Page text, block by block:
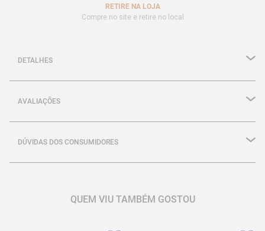
RETIRE NA LOJA
Compre no site e retire no local
DETALHES
AVALIAÇÕES
DÚVIDAS DOS CONSUMIDORES
QUEM VIU TAMBÉM GOSTOU